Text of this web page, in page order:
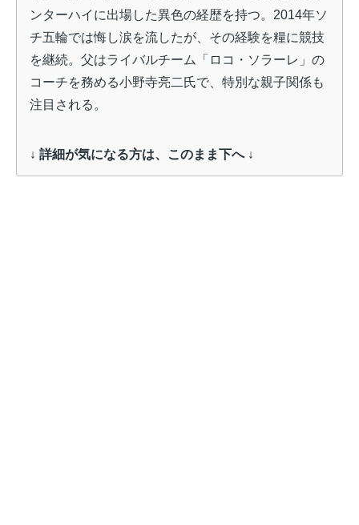
ンターハイに出場した異色の経歴を持つ。2014年ソ
チ五輪では悔し涙を流したが、その経験を糧に競技
を継続。父はライバルチーム「ロコ・ソラーレ」の
コーチを務める小野寺亮二氏で、特別な親子関係も
注目される。
↓ 詳細が気になる方は、このまま下へ ↓